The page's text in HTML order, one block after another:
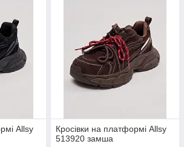
Allsy
Кросівки на платформі Allsy
513920 замша